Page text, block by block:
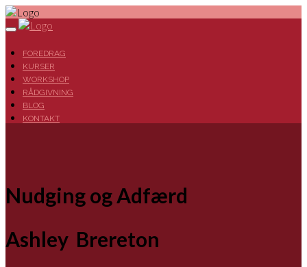
FOREDRAG
KURSER
WORKSHOP
RÅDGIVNING
BLOG
KONTAKT
Nudging og Adfærd
Ashley Brereton